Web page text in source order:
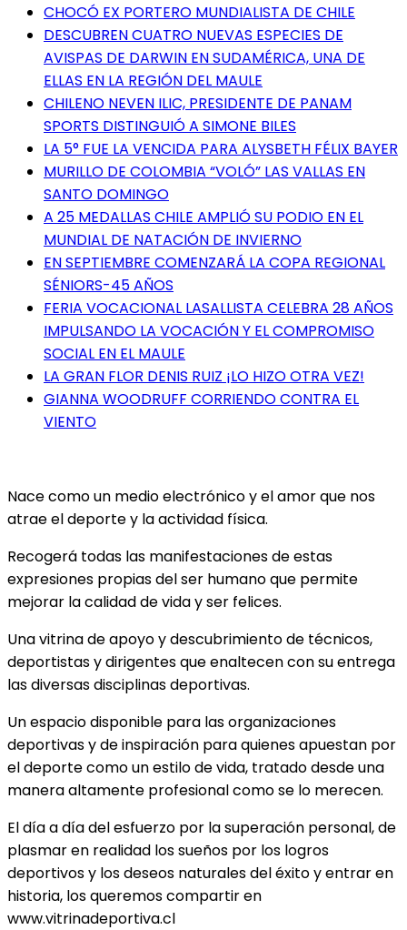
CHOCÓ EX PORTERO MUNDIALISTA DE CHILE
DESCUBREN CUATRO NUEVAS ESPECIES DE
AVISPAS DE DARWIN EN SUDAMÉRICA, UNA DE
ELLAS EN LA REGIÓN DEL MAULE
CHILENO NEVEN ILIC, PRESIDENTE DE PANAM
SPORTS DISTINGUIÓ A SIMONE BILES
LA 5° FUE LA VENCIDA PARA ALYSBETH FÉLIX BAYER
MURILLO DE COLOMBIA “VOLÓ” LAS VALLAS EN
SANTO DOMINGO
A 25 MEDALLAS CHILE AMPLIÓ SU PODIO EN EL
MUNDIAL DE NATACIÓN DE INVIERNO
EN SEPTIEMBRE COMENZARÁ LA COPA REGIONAL
SÉNIORS-45 AÑOS
FERIA VOCACIONAL LASALLISTA CELEBRA 28 AÑOS
IMPULSANDO LA VOCACIÓN Y EL COMPROMISO
SOCIAL EN EL MAULE
LA GRAN FLOR DENIS RUIZ ¡LO HIZO OTRA VEZ!
GIANNA WOODRUFF CORRIENDO CONTRA EL
VIENTO
Nace como un medio electrónico y el amor que nos
atrae el deporte y la actividad física.
Recogerá todas las manifestaciones de estas
expresiones propias del ser humano que permite
mejorar la calidad de vida y ser felices.
Una vitrina de apoyo y descubrimiento de técnicos,
deportistas y dirigentes que enaltecen con su entrega
las diversas disciplinas deportivas.
Un espacio disponible para las organizaciones
deportivas y de inspiración para quienes apuestan por
el deporte como un estilo de vida, tratado desde una
manera altamente profesional como se lo merecen.
El día a día del esfuerzo por la superación personal, de
plasmar en realidad los sueños por los logros
deportivos y los deseos naturales del éxito y entrar en
historia, los queremos compartir en
www.vitrinadeportiva.cl